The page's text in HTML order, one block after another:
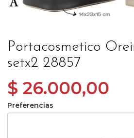
Portacosmetico
setx2 28857
$ 26.000,00
Preferencias